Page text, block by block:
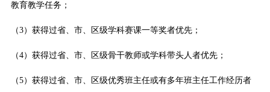
教育教学任务；
（3）获得过省、市、区级学科赛课一等奖者优先；
（4）获得过省、市、区级骨干教师或学科带头人者优先；
（5）获得过省、市、区级优秀班主任或有多年班主任工作经历者